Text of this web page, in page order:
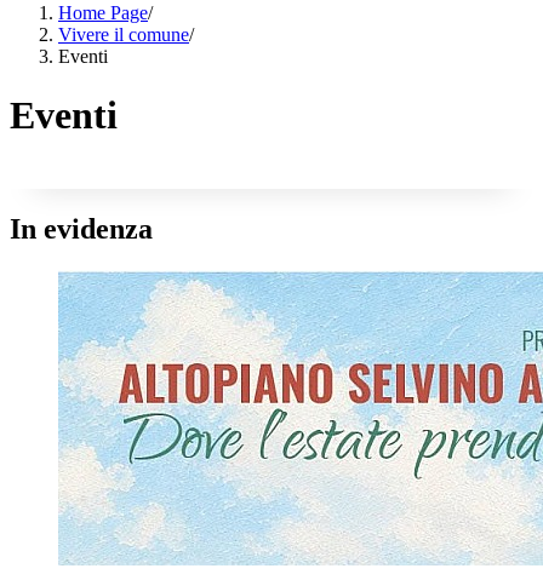
Home Page/
Vivere il comune/
Eventi
Eventi
In evidenza